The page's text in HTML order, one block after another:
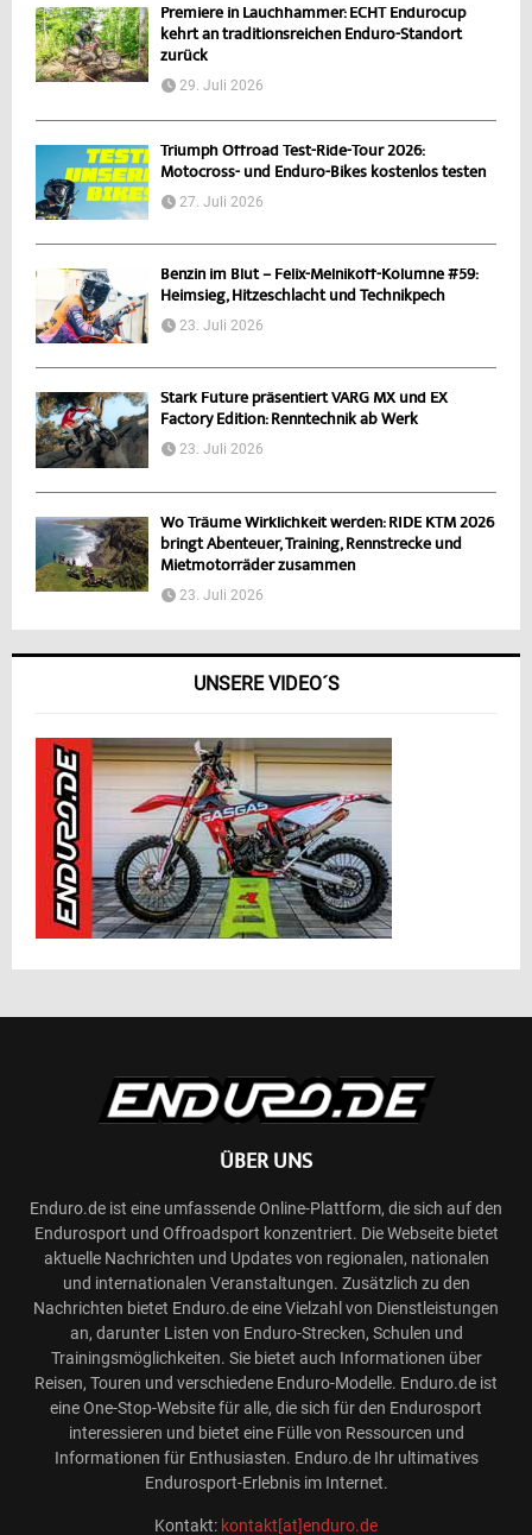
Premiere in Lauchhammer: ECHT Endurocup
kehrt an traditionsreichen Enduro-Standort
zurück
29. Juli 2026
Triumph Offroad Test-Ride-Tour 2026:
Motocross- und Enduro-Bikes kostenlos testen
27. Juli 2026
Benzin im Blut – Felix-Melnikoff-Kolumne #59:
Heimsieg, Hitzeschlacht und Technikpech
23. Juli 2026
Stark Future präsentiert VARG MX und EX
Factory Edition: Renntechnik ab Werk
23. Juli 2026
Wo Träume Wirklichkeit werden: RIDE KTM 2026
bringt Abenteuer, Training, Rennstrecke und
Mietmotorräder zusammen
23. Juli 2026
UNSERE VIDEO´S
ÜBER UNS
Enduro.de ist eine umfassende Online-Plattform, die sich auf den
Endurosport und Offroadsport konzentriert. Die Webseite bietet
aktuelle Nachrichten und Updates von regionalen, nationalen
und internationalen Veranstaltungen. Zusätzlich zu den
Nachrichten bietet Enduro.de eine Vielzahl von Dienstleistungen
an, darunter Listen von Enduro-Strecken, Schulen und
Trainingsmöglichkeiten. Sie bietet auch Informationen über
Reisen, Touren und verschiedene Enduro-Modelle. Enduro.de ist
eine One-Stop-Website für alle, die sich für den Endurosport
interessieren und bietet eine Fülle von Ressourcen und
Informationen für Enthusiasten. Enduro.de Ihr ultimatives
Endurosport-Erlebnis im Internet.
Kontakt: kontakt[at]enduro.de